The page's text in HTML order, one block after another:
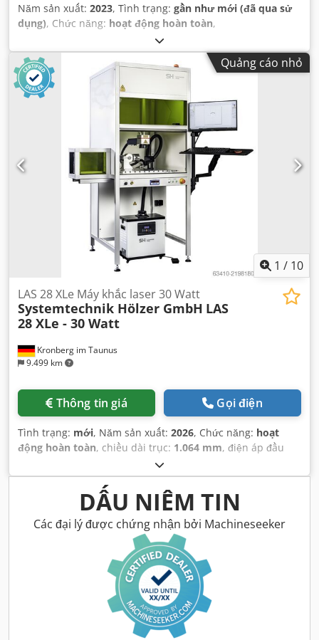
Năm sản xuất: 2023, Tình trạng: gần như mới (đã qua sử
dụng), Chức năng: hoạt động hoàn toàn,
Quảng cáo nhỏ
1 / 10
Kronberg im Taunus
9.499 km
LAS 28 XLe Máy khắc laser 30 Watt
Systemtechnik Hölzer GmbH LAS
28 XLe - 30 Watt
Thông tin giá Gọi điện
Tình trạng: mới, Năm sản xuất: 2026, Chức năng: hoạt
động hoàn toàn, chiều dài trục: 1.064 mm, điện áp đầu
, loại dòng điện đầu vào:
công suất laser:30 W, loại làm mát:không khí, tổng chiều
1.500 mm , tổng chiều cao:2.050 mm , tổng chiều dài:
, dải làm việc:600 mm, trọng lượng tổng cộng:
, thời hạn bảo hành:12 tháng, loại điều chỉnh độ cao:
, chiều rộng mở cửa:700 mm, chiều cao mở cửa:
, chiều dài vùng quét:150 mm, chiều rộng vùng quét:
, chiều dài bàn:600 mm, chiều rộng bàn:
1.550 mm, yêu cầu về chiều cao:
, bước sóng laser: 1.064 nm, chiều cao làm việc:
, tần số đầu vào:50 Hz,
DẤU NIÊM TIN
Các đại lý được chứng nhận bởi Machineseeker